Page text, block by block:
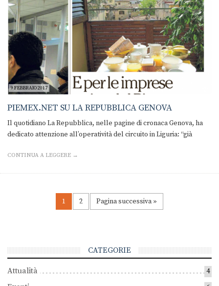
9 FEBBRAIO 2017
PIEMEX.NET SU LA REPUBBLICA GENOVA
Il quotidiano La Repubblica, nelle pagine di cronaca Genova, ha
dedicato attenzione all’operatività del circuito in Liguria: “già
CONTINUA A LEGGERE →
1 2 Pagina successiva »
CATEGORIE
Attualità 4